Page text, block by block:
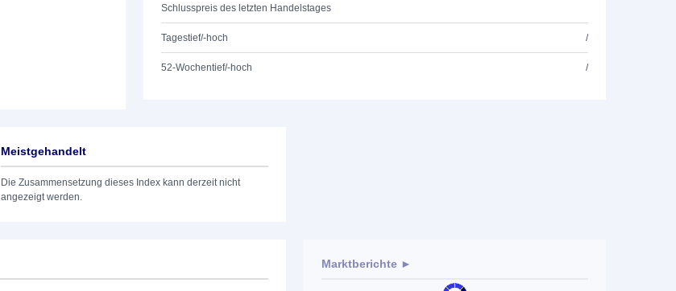
Schlusspreis des letzten Handelstages
Tagestief/-hoch /
52-Wochentief/-hoch /
Meistgehandelt
Die Zusammensetzung dieses Index kann derzeit nicht
angezeigt werden.
Marktberichte ►